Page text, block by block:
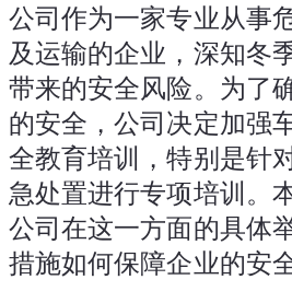
公司作为一家专业从事
及运输的企业，深知冬
带来的安全风险。为了
的安全，公司决定加强
全教育培训，特别是针
急处置进行专项培训。
公司在这一方面的具体
措施如何保障企业的安